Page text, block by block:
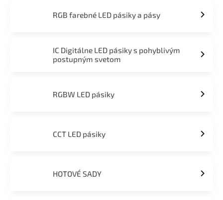
RGB farebné LED pásiky a pásy
IC Digitálne LED pásiky s pohyblivým
postupným svetom
RGBW LED pásiky
CCT LED pásiky
HOTOVÉ SADY